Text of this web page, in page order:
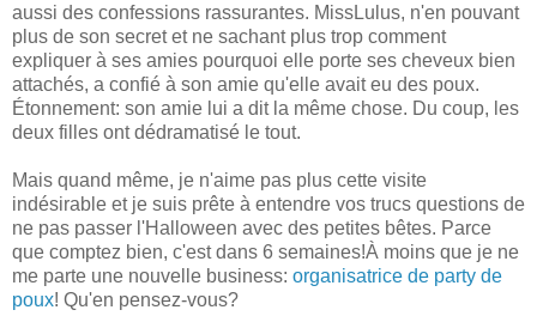
aussi des confessions rassurantes. MissLulus, n'en pouvant
plus de son secret et ne sachant plus trop comment
expliquer à ses amies pourquoi elle porte ses cheveux bien
attachés, a confié à son amie qu'elle avait eu des poux.
Étonnement: son amie lui a dit la même chose. Du coup, les
deux filles ont dédramatisé le tout.
Mais quand même, je n'aime pas plus cette visite
indésirable et je suis prête à entendre vos trucs questions de
ne pas passer l'Halloween avec des petites bêtes. Parce
que comptez bien, c'est dans 6 semaines!À moins que je ne
me parte une nouvelle business: organisatrice de party de
poux! Qu'en pensez-vous?